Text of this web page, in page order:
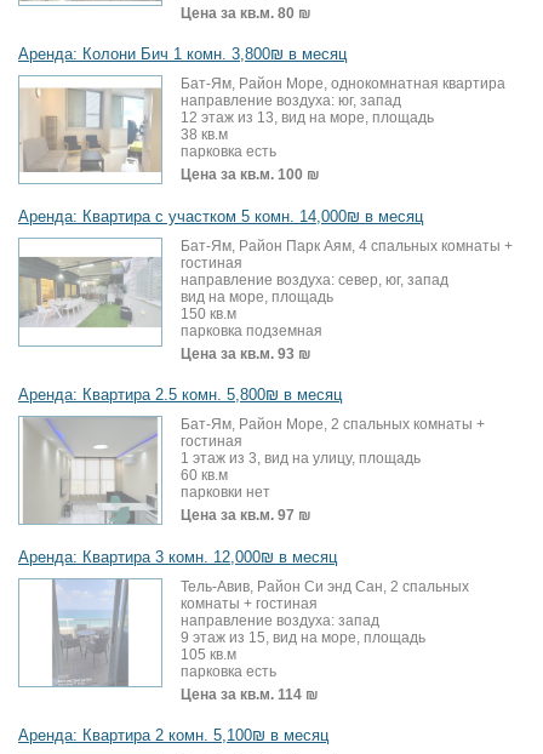
Цена за кв.м. 80 ₪
Аренда: Колони Бич 1 комн. 3,800₪ в месяц
Бат-Ям, Район Море, однокомнатная квартира
направление воздуха: юг, запад
12 этаж из 13, вид на море, площадь
38 кв.м
парковка есть
Цена за кв.м. 100 ₪
Аренда: Квартира с участком 5 комн. 14,000₪ в месяц
Бат-Ям, Район Парк Аям, 4 спальных комнаты +
гостиная
направление воздуха: север, юг, запад
вид на море, площадь
150 кв.м
парковка подземная
Цена за кв.м. 93 ₪
Аренда: Квартира 2.5 комн. 5,800₪ в месяц
Бат-Ям, Район Море, 2 спальных комнаты +
гостиная
1 этаж из 3, вид на улицу, площадь
60 кв.м
парковки нет
Цена за кв.м. 97 ₪
Аренда: Квартира 3 комн. 12,000₪ в месяц
Тель-Авив, Район Си энд Сан, 2 спальных
комнаты + гостиная
направление воздуха: запад
9 этаж из 15, вид на море, площадь
105 кв.м
парковка есть
Цена за кв.м. 114 ₪
Аренда: Квартира 2 комн. 5,100₪ в месяц